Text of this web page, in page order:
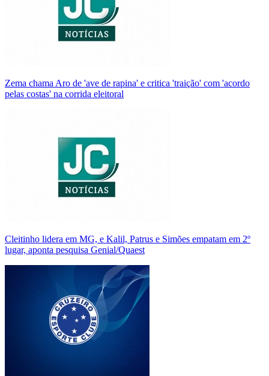
Zema chama Aro de 'ave de rapina' e critica 'traição' com 'acordo
pelas costas' na corrida eleitoral
Cleitinho lidera em MG, e Kalil, Patrus e Simões empatam em 2º
lugar, aponta pesquisa Genial/Quaest